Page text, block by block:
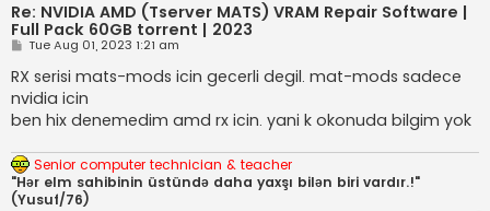
Re: NVIDIA AMD (Tserver MATS) VRAM Repair Software |
Full Pack 60GB torrent | 2023
P
s
t
Tue Aug 01, 2023 1:21 am
RX serisi mats-mods icin gecerli degil. mat-mods sadece
nvidia icin
ben hix denemedim amd rx icin. yani k okonuda bilgim yok
Senior computer technician & teacher
"Hər elm sahibinin üstündə daha yaxşı bilən biri vardır.!"
(Yusuf/76)